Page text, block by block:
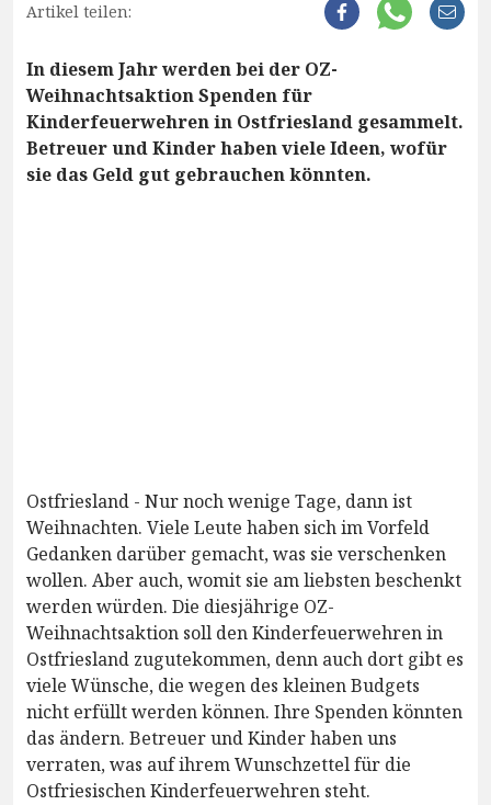
Artikel teilen:
In diesem Jahr werden bei der OZ-
Weihnachtsaktion Spenden für
Kinderfeuerwehren in Ostfriesland gesammelt.
Betreuer und Kinder haben viele Ideen, wofür
sie das Geld gut gebrauchen könnten.
Ostfriesland - Nur noch wenige Tage, dann ist
Weihnachten. Viele Leute haben sich im Vorfeld
Gedanken darüber gemacht, was sie verschenken
wollen. Aber auch, womit sie am liebsten beschenkt
werden würden. Die diesjährige OZ-
Weihnachtsaktion soll den Kinderfeuerwehren in
Ostfriesland zugutekommen, denn auch dort gibt es
viele Wünsche, die wegen des kleinen Budgets
nicht erfüllt werden können. Ihre Spenden könnten
das ändern. Betreuer und Kinder haben uns
verraten, was auf ihrem Wunschzettel für die
Ostfriesischen Kinderfeuerwehren steht.